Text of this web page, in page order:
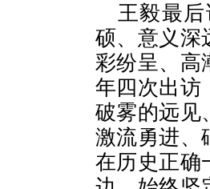
王毅最
硕、意义深
彩纷呈、高
年四次出访
破雾的远见
激流勇进、
在历史正确